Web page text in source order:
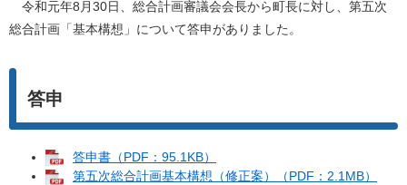
令和元年8月30日、総合計画審議会会長から町長に対し、第五次
総合計画「基本構想」について答申がありました。
答申
答申書（PDF：95.1KB）
第五次総合計画基本構想（修正案）（PDF：2.1MB）